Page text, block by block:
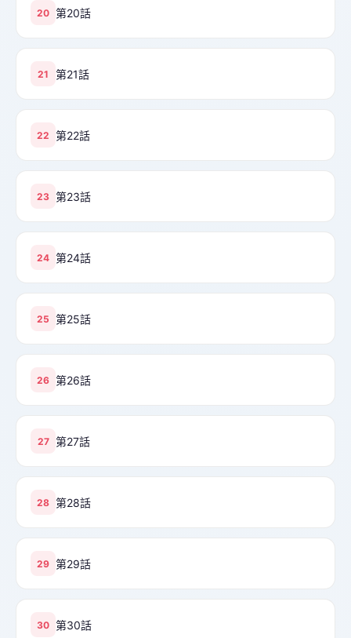
20 第20話
21 第21話
22 第22話
23 第23話
24 第24話
25 第25話
26 第26話
27 第27話
28 第28話
29 第29話
30 第30話